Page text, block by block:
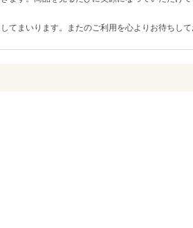
てまいります。またのご利用を心よりお待ちし